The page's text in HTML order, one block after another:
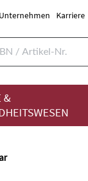
Unternehmen Karriere
&